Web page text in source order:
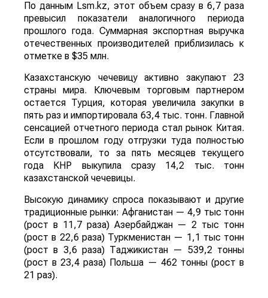
По данным Lsm.kz, этот объем сразу в 6,7 раза
превысил показатели аналогичного периода
прошлого года. Суммарная экспортная выручка
отечественных производителей приблизилась к
отметке в $35 млн.
Казахстанскую чечевицу активно закупают 23
страны мира. Ключевым торговым партнером
остается Турция, которая увеличила закупки в
пять раз и импортировала 63,4 тыс. тонн. Главной
сенсацией отчетного периода стал рынок Китая.
Если в прошлом году отгрузки туда полностью
отсутствовали, то за пять месяцев текущего
года КНР выкупила сразу 14,2 тыс. тонн
казахстанской чечевицы.
Высокую динамику спроса показывают и другие
традиционные рынки: Афганистан — 4,9 тыс тонн
(рост в 11,7 раза) Азербайджан — 2 тыс тонн
(рост в 22,6 раза) Туркменистан — 1,1 тыс тонн
(рост в 3,6 раза) Таджикистан — 539,2 тонны
(рост в 23,4 раза) Польша — 462 тонны (рост в
21 раз).